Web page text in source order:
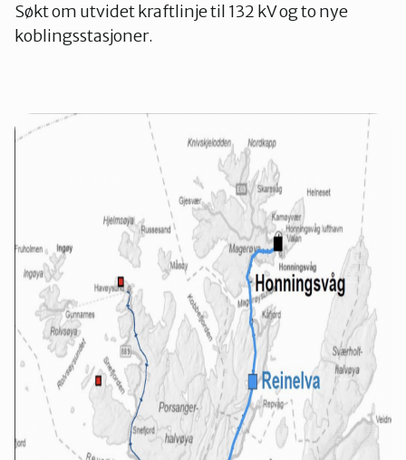
Søkt om utvidet kraftlinje til 132 kV og to nye
koblingsstasjoner.